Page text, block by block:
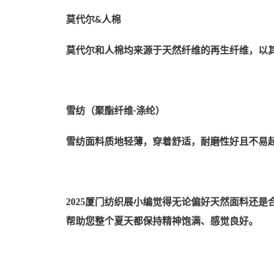
莫代尔&人棉
莫代尔和人棉均来源于天然纤维的再生纤维，以
雪纺（聚酯纤维-涤纶）
雪纺面料质地轻薄，穿着舒适，耐磨性好且不易
2025厦门纺织展小编觉得无论偏好天然面料还
帮助您整个夏天都保持精神饱满、感觉良好。